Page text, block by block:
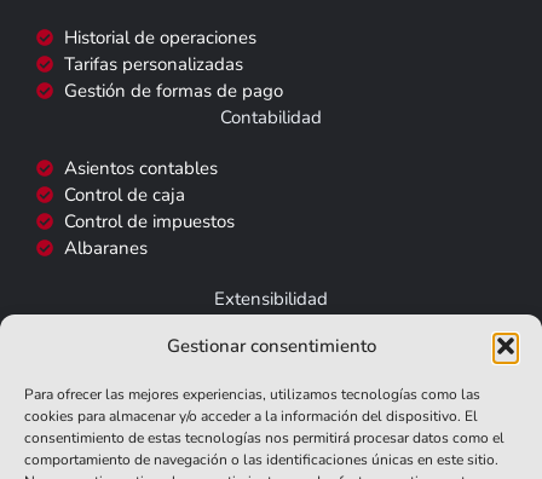
Gestionar consentimiento
Para ofrecer las mejores experiencias, utilizamos tecnologías como las
cookies para almacenar y/o acceder a la información del dispositivo. El
consentimiento de estas tecnologías nos permitirá procesar datos como el
comportamiento de navegación o las identificaciones únicas en este sitio.
Historial de operaciones
Tarifas personalizadas
Gestión de formas de pago
Contabilidad
Asientos contables
Control de caja
Control de impuestos
Albaranes
Extensibilidad
TicketBAI
TPV